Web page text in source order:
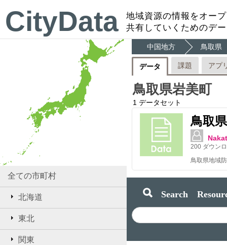
CityData
地域資源の情報をオー
共有していくためのデ
全ての市町村
北海道
東北
関東
中国地方 鳥取県
データ 課題 アプ
鳥取県岩美町
1 データセット
鳥取
200 ダウン
Search